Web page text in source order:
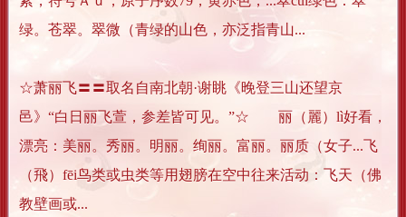
绿。苍翠。翠微（青绿的山色，亦泛指青山...
☆萧丽飞〓〓取名自南北朝·谢眺《晚登三山还望京
邑》“白日丽飞萱，参差皆可见。”☆ 丽（麗）lì好看，
漂亮：美丽。秀丽。明丽。绚丽。富丽。丽质（女子...飞
（飛）fēi鸟类或虫类等用翅膀在空中往来活动：飞天（佛
教壁画或...